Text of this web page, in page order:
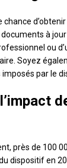
chance
à
ou
Soyez
par le
près de 100
dispositif en